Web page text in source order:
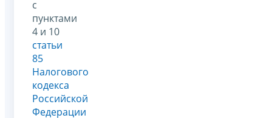
с
пунктами
4 и 10
статьи
85
Налогового
кодекса
Российской
Федерации